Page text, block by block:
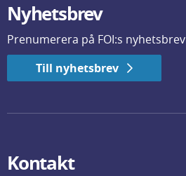
Nyhetsbrev
Prenumerera på FOI:s nyhetsbrev
Till nyhetsbrev
Kontakt